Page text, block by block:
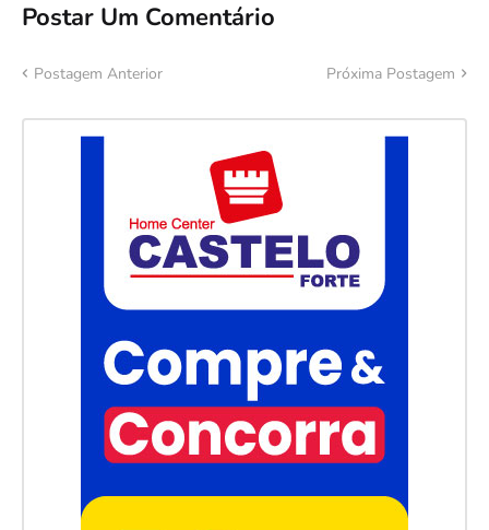
Postar Um Comentário
Postagem Anterior Próxima Postagem